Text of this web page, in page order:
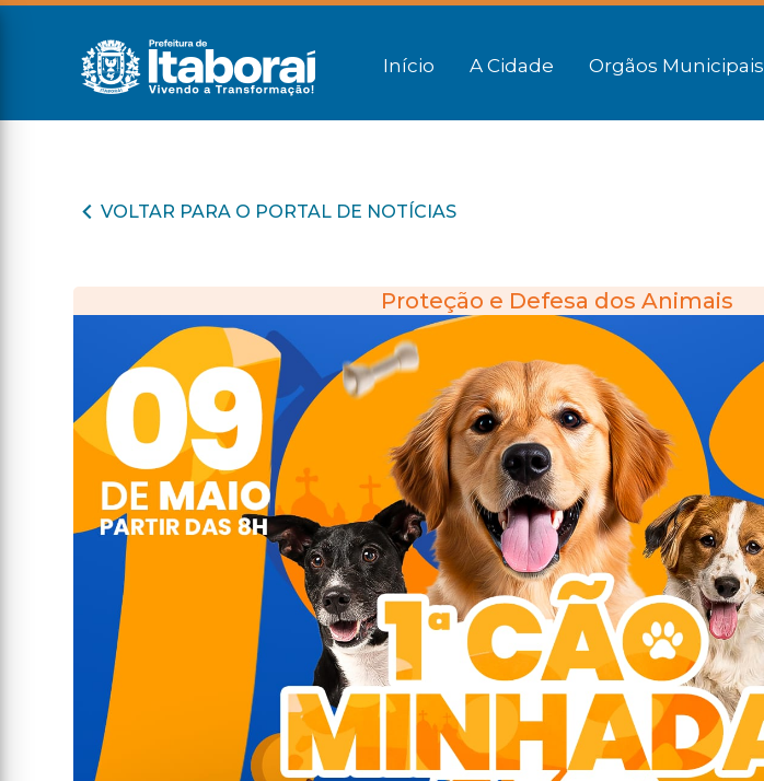
Início A Cidade Orgãos Municipais
VOLTAR PARA O PORTAL DE NOTÍCIAS
Proteção e Defesa dos Animais